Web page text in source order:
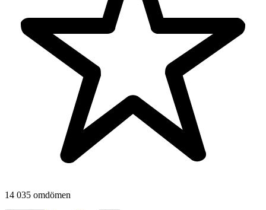
14 035 omdömen